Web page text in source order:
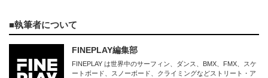
執筆者について
FINEPLAY編集部
FINEPLAY は世界中のサーフィン、ダンス、BMX、FMX、スケ
ートボード、スノーボード、クライミングなどストリート・ア